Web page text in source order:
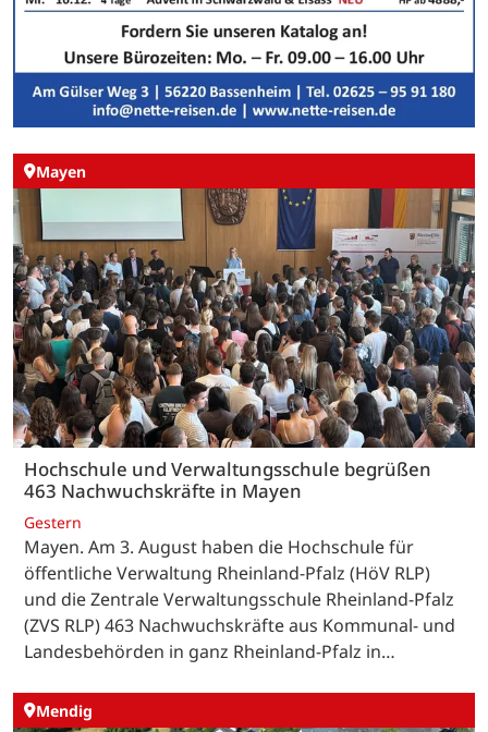
Mayen
Hochschule und Verwaltungsschule begrüßen
463 Nachwuchskräfte in Mayen
Gestern
Mayen. Am 3. August haben die Hochschule für
öffentliche Verwaltung Rheinland-Pfalz (HöV RLP)
und die Zentrale Verwaltungsschule Rheinland-Pfalz
(ZVS RLP) 463 Nachwuchskräfte aus Kommunal- und
Landesbehörden in ganz Rheinland-Pfalz in…
Mendig